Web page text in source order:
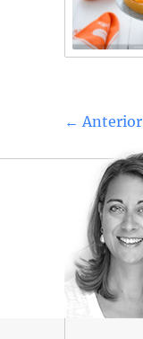
← Anterior